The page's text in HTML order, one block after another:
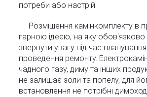
потреби або настрій.
Розміщення камінкомплекту в
гарною ідеєю, на яку обов'язково
звернути увагу під час
проведення ремонту.
чадного газу, диму та інших
не залишає золи та попелу, для
встановлення не потрібні